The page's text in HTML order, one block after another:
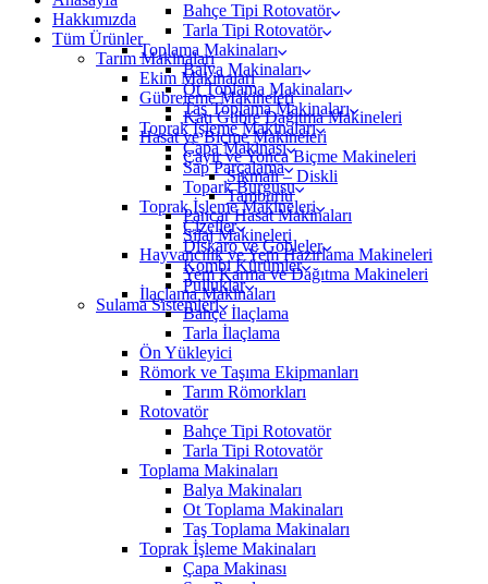
Bahçe Tipi Rotovatör
Tarla Tipi Rotovatör
Toplama Makinaları
Balya Makinaları
Ot Toplama Makinaları
Taş Toplama Makinaları
Toprak İşleme Makinaları
Çapa Makinası
Sap Parçalama
Topark Burgusu
Toprak İşleme Makineleri
Çizeller
Diskaro ve Gobleler
Kombi Kürümler
Pulluklar
Sulama Sistemleri
Hakkımızda
Tüm Ürünler
Tarım Makinaları
Ekim Makinaları
Gübreleme Makineleri
Katı Gübre Dağıtma Makineleri
Hasat ve Biçme Makineleri
Çayır ve Yonca Biçme Makineleri
Sıkmalı – Diskli
Tamburlu
Pancar Hasat Makinaları
Silaj Makineleri
Hayvancılık ve Yem Hazırlama Makineleri
Yem Karma ve Dağıtma Makineleri
İlaçlama Makinaları
Bahçe İlaçlama
Tarla İlaçlama
Ön Yükleyici
Römork ve Taşıma Ekipmanları
Tarım Römorkları
Rotovatör
Bahçe Tipi Rotovatör
Tarla Tipi Rotovatör
Toplama Makinaları
Balya Makinaları
Ot Toplama Makinaları
Taş Toplama Makinaları
Toprak İşleme Makinaları
Çapa Makinası